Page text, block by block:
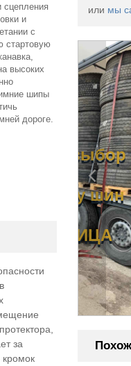
сцепления
и
с
стартовую
высоких
шипы
дороге.
за
кромок
или мы